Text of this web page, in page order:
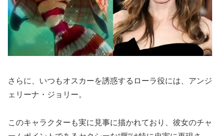
さらに、いつもオスカーを誘惑するローラ役には、アンジ
ェリーナ・ジョリー。
このキャラクターも実に見事に描かれており、彼女のチャ